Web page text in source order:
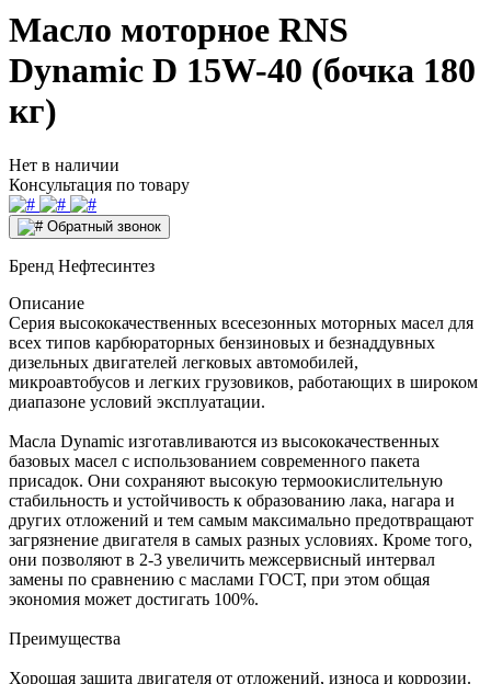
Масло моторное RNS
Dynamic D 15W-40 (бочка 180
кг)
Нет в наличии
Консультация по товару
Обратный звонок
Бренд Нефтесинтез
Описание
Серия высококачественных всесезонных моторных масел для
всех типов карбюраторных бензиновых и безнаддувных
дизельных двигателей легковых автомобилей,
микроавтобусов и легких грузовиков, работающих в широком
диапазоне условий эксплуатации.
Масла Dynamic изготавливаются из высококачественных
базовых масел с использованием современного пакета
присадок. Они сохраняют высокую термоокислительную
стабильность и устойчивость к образованию лака, нагара и
других отложений и тем самым максимально предотвращают
загрязнение двигателя в самых разных условиях. Кроме того,
они позволяют в 2-3 увеличить межсервисный интервал
замены по сравнению с маслами ГОСТ, при этом общая
экономия может достигать 100%.
Преимущества
Хорошая защита двигателя от отложений, износа и коррозии.